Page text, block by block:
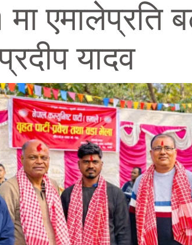
मा एमालेप्रति
यादव